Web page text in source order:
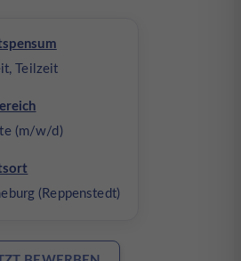
Teilzeit
(m/w/d)
(Reppenstedt)